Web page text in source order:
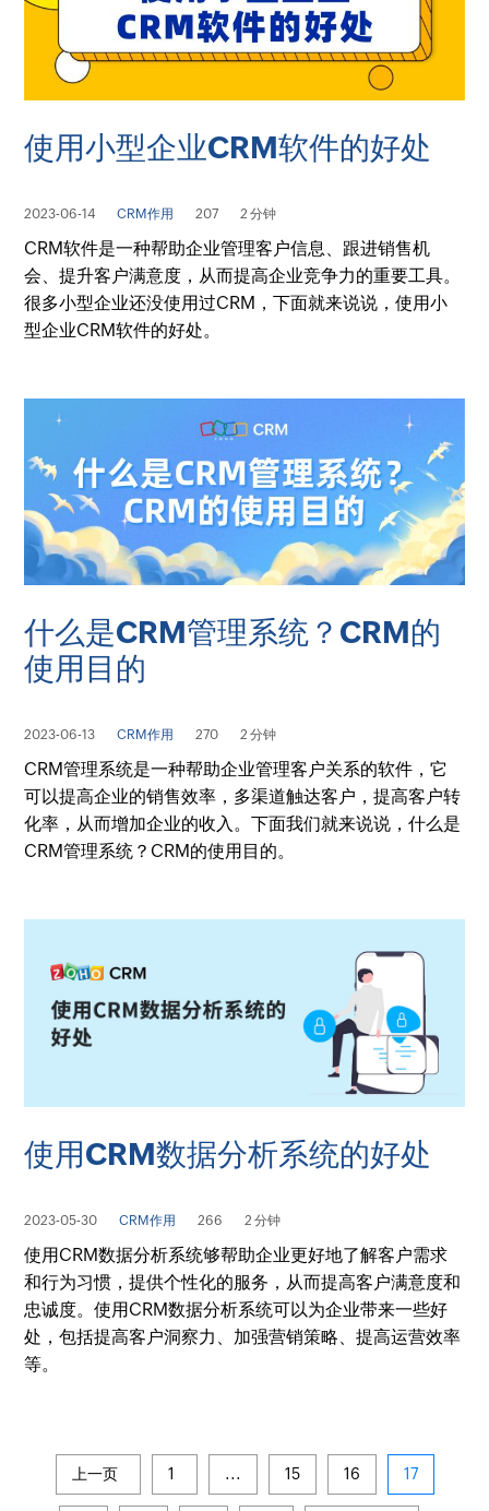
使用小型企业CRM软件的好处
2023-06-14 CRM作用 207 2 分钟
CRM软件是一种帮助企业管理客户信息、跟进销售机
会、提升客户满意度，从而提高企业竞争力的重要工具。
很多小型企业还没使用过CRM，下面就来说说，使用小
型企业CRM软件的好处。
什么是CRM管理系统？CRM的
使用目的
2023-06-13 CRM作用 270 2 分钟
CRM管理系统是一种帮助企业管理客户关系的软件，它
可以提高企业的销售效率，多渠道触达客户，提高客户转
化率，从而增加企业的收入。下面我们就来说说，什么是
CRM管理系统？CRM的使用目的。
使用CRM数据分析系统的好处
2023-05-30 CRM作用 266 2 分钟
使用CRM数据分析系统够帮助企业更好地了解客户需求
和行为习惯，提供个性化的服务，从而提高客户满意度和
忠诚度。使用CRM数据分析系统可以为企业带来一些好
处，包括提高客户洞察力、加强营销策略、提高运营效率
等。
上一页 1 ... 15 16 17